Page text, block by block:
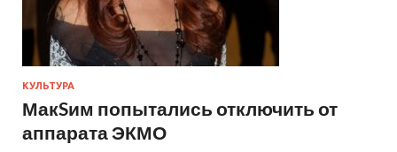
КУЛЬТУРА
МакSим попытались отключить от
аппарата ЭКМО